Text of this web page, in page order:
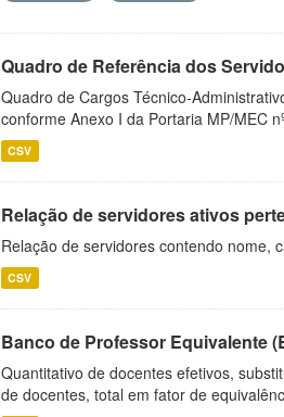
Quadro de Referência dos
Quadro de Cargos Técnico-
conforme Anexo I da Portaria MP/MEC
CSV
Relação de servidores ativos
Relação de servidores contendo nome,
CSV
Banco de Professor Equivalente
Quantitativo de docentes efetivos,
de docentes, total em fator de